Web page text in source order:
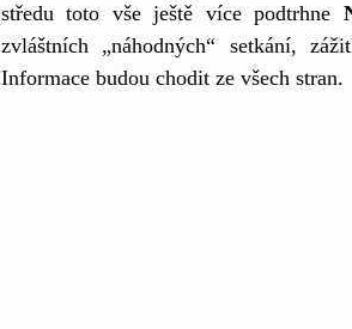
středu toto vše ještě více podtrhne
zvláštních „náhodných“ setkání,
Informace budou chodit ze všech stran.